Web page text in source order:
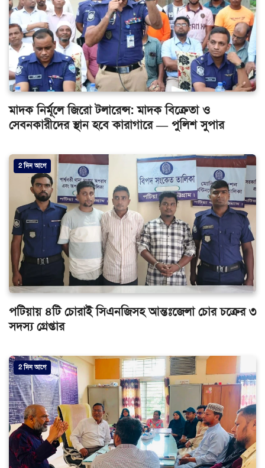
মাদক নির্মূলে জিরো টলারেন্স: মাদক বিক্রেতা ও
সেবনকারীদের স্থান হবে কারাগারে — পুলিশ সুপার
2 দিন আগে
পটিয়ায় ৪টি চোরাই সিএনজিসহ আন্তঃজেলা চোর চক্রের ৩
সদস্য গ্রেপ্তার
2 দিন আগে